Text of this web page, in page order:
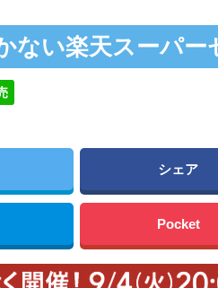
ない楽天スーパー
シェア
Pocket